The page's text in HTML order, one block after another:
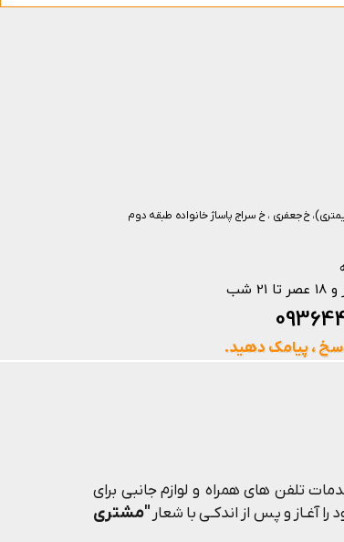
تلفن های همراه و لوازم جانبی برای
آغـاز و پس از اندکـی با شعار "مشتری
خ جعفری ، خ سراج پاساژ خانواده طبقه دوم
، پیامک دهید.